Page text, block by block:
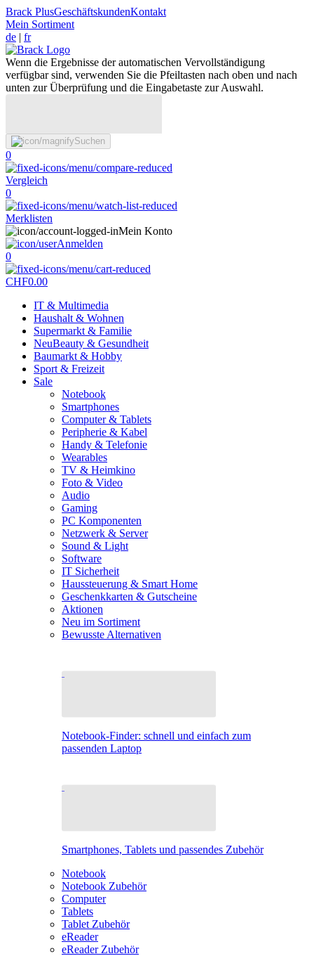
Brack PlusGeschäftskundenKontakt
Mein Sortiment
de | fr
Wenn die Ergebnisse der automatischen Vervollständigung
verfügbar sind, verwenden Sie die Pfeiltasten nach oben und nach
unten zur Überprüfung und die Eingabetaste zur Auswahl.
Suchen
0
Vergleich
0
Merklisten
Mein Konto
Anmelden
0
CHF0.00
IT & Multimedia
Haushalt & Wohnen
Supermarkt & Familie
NeuBeauty & Gesundheit
Baumarkt & Hobby
Sport & Freizeit
Sale
Notebook
Smartphones
Computer & Tablets
Peripherie & Kabel
Handy & Telefonie
Wearables
TV & Heimkino
Foto & Video
Audio
Gaming
PC Komponenten
Netzwerk & Server
Sound & Light
Software
IT Sicherheit
Haussteuerung & Smart Home
Geschenkkarten & Gutscheine
Aktionen
Neu im Sortiment
Bewusste Alternativen
Notebook-Finder: schnell und einfach zum
passenden Laptop
Smartphones, Tablets und passendes Zubehör
Notebook
Notebook Zubehör
Computer
Tablets
Tablet Zubehör
eReader
eReader Zubehör